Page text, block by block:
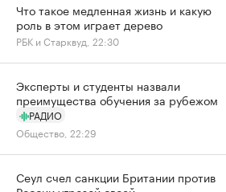
Что такое медленная жизнь и какую
роль в этом играет дерево
РБК и Старквуд, 22:30
Эксперты и студенты назвали
преимущества обучения за рубежом
РАДИО
Общество, 22:29
Сеул счел санкции Британии против